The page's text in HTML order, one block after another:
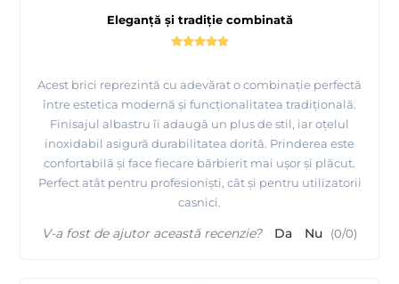
Eleganță și tradiție combinată
Acest brici reprezintă cu adevărat o combinație perfectă
între estetica modernă și funcționalitatea tradițională.
Finisajul albastru îi adaugă un plus de stil, iar oțelul
inoxidabil asigură durabilitatea dorită. Prinderea este
confortabilă și face fiecare bărbierit mai ușor și plăcut.
Perfect atât pentru profesioniști, cât și pentru utilizatorii
casnici.
V-a fost de ajutor această recenzie? Da Nu (0/0)